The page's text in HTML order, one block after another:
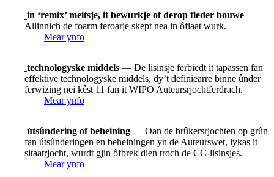
in ‘remix’ meitsje, it bewurkje of derop fieder bouwe —
Allinnich de foarm feroarje skept nea in ôflaat wurk.
Mear ynfo
technologyske middels — De lisinsje ferbiedt it tapassen fan
effektive technologyske middels, dy’t definiearre binne ûnder
ferwizing nei kêst 11 fan it WIPO Auteursrjochtferdrach.
Mear ynfo
útsûndering of beheining — Oan de brûkersrjochten op grûn
fan útsûnderingen en beheiningen yn de Auteurswet, lykas it
sitaatrjocht, wurdt gjin ôfbrek dien troch de CC-lisinsjes.
Mear ynfo